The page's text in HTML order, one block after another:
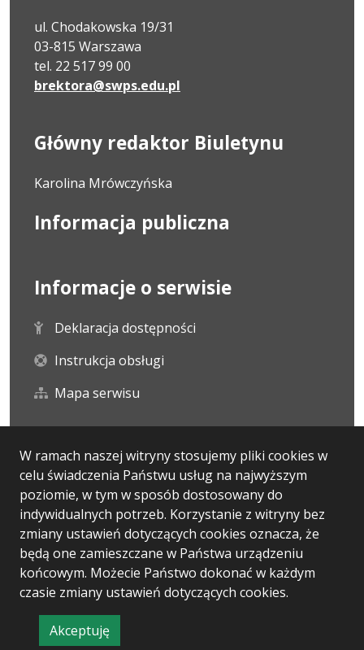
W ramach naszej witryny stosujemy pliki cookies w
celu świadczenia Państwu usług na najwyższym
poziomie, w tym w sposób dostosowany do
indywidualnych potrzeb. Korzystanie z witryny bez
zmiany ustawień dotyczących cookies oznacza, że
będą one zamieszczane w Państwa urządzeniu
końcowym. Możecie Państwo dokonać w każdym
czasie zmiany ustawień dotyczących cookies.
Akceptuję
ul. Chodakowska 19/31
03-815 Warszawa
tel. 22 517 99 00
brektora@swps.edu.pl
Główny redaktor Biuletynu
Karolina Mrówczyńska
Informacja publiczna
Informacje o serwisie
Deklaracja dostępności
Instrukcja obsługi
Mapa serwisu
Statystyka i dane osobowe
Statystyki oglądalności
Ostatnio dodane
Wersja systemu: 5.7.0 [13]
Ostatnia aktualizacja BIP: 30.07.2026 16:20
CMS i hosting: Logonet Sp. z o.o. w Bydgoszczy